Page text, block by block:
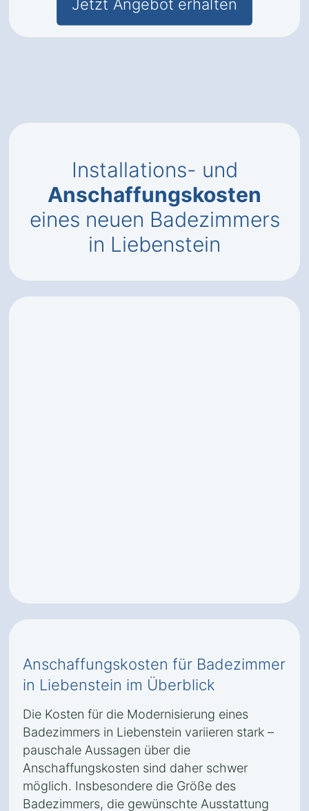
Jetzt Angebot erhalten
Installations- und
Anschaffungskosten
eines neuen Badezimmers
in Liebenstein
Anschaffungskosten für Badezimmer
in Liebenstein im Überblick
Die Kosten für die Modernisierung eines
Badezimmers in Liebenstein variieren stark –
pauschale Aussagen über die
Anschaffungskosten sind daher schwer
möglich. Insbesondere die Größe des
Badezimmers, die gewünschte Ausstattung